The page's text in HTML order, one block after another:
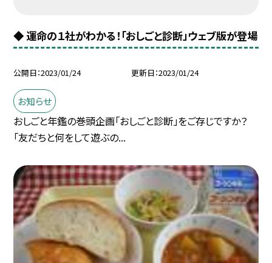
◆ 運命の１社がわかる！「おしごと診断」ウェブ版が登場
公開日 2023/01/24 更新日 2023/01/24
お知らせ
おしごと年鑑の巻頭企画「おしごと診断」をご存じですか？
「友だちと何をして遊ぶの...